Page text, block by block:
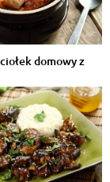
domowy z